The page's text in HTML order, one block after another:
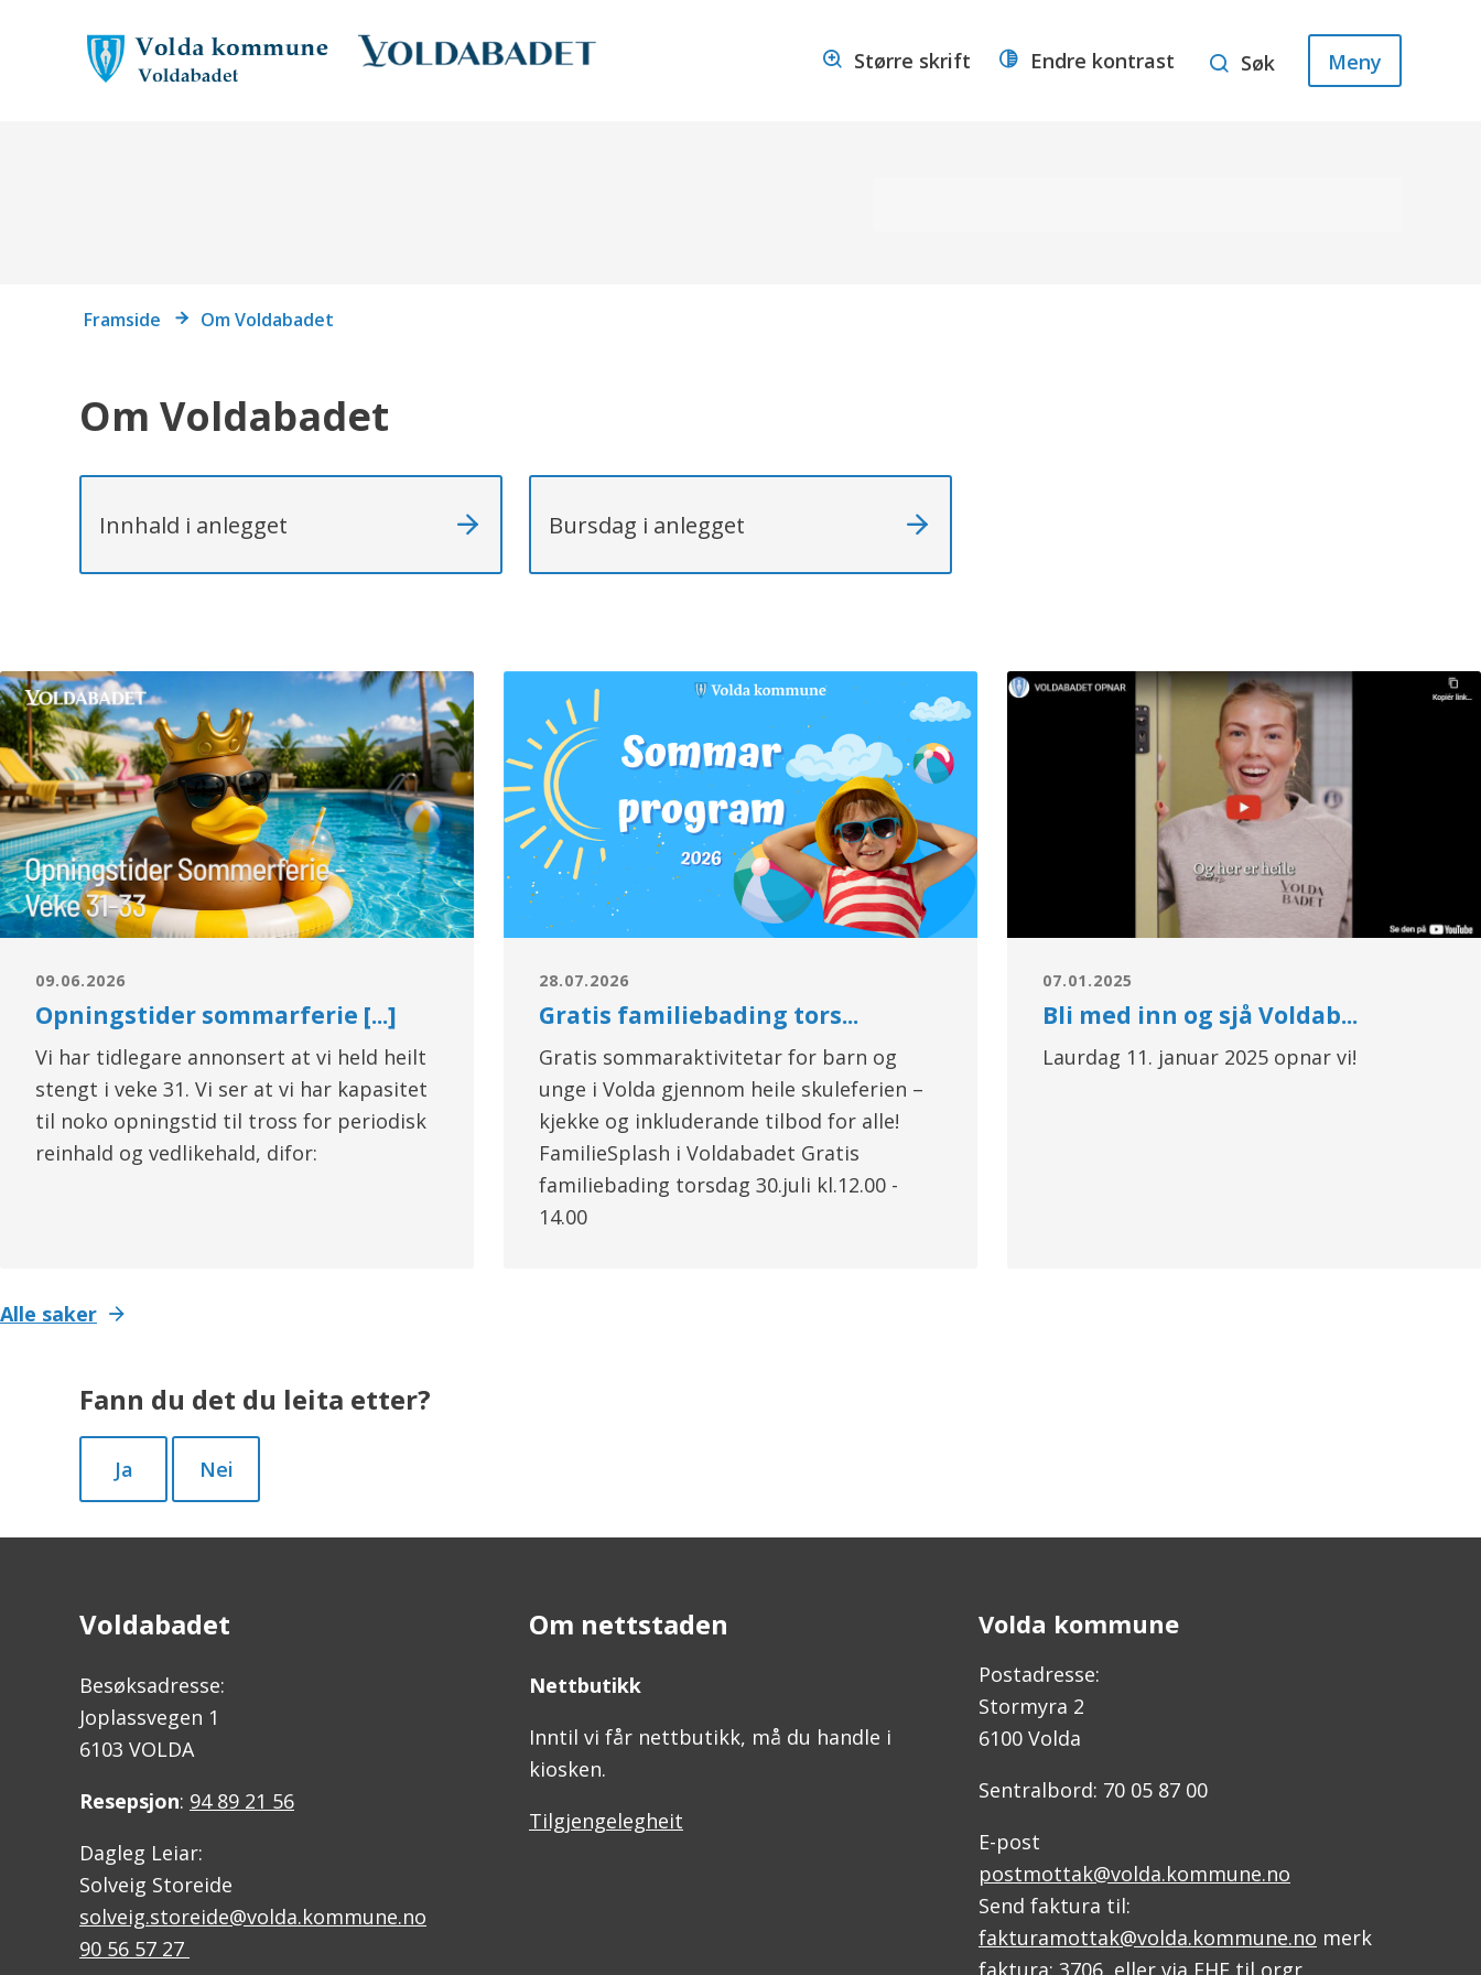
Voldabadet Større skrift Endre kontrast Søk Meny
Du
Framside Om Voldabadet
Om Voldabadet
Innhald i anlegget Bursdag i anlegget
09.06.2026
Opningstider sommarferie [...]
Vi har tidlegare annonsert at vi held heilt
stengt i veke 31. Vi ser at vi har kapasitet
til noko opningstid til tross for periodisk
reinhald og vedlikehald, difor:
28.07.2026
Gratis familiebading tors...
Gratis sommaraktivitetar for barn og
unge i Volda gjennom heile skuleferien –
kjekke og inkluderande tilbod for alle!
FamilieSplash i Voldabadet Gratis
familiebading torsdag 30.juli kl.12.00 -
14.00
07.01.2025
Bli med inn og sjå Voldab...
Laurdag 11. januar 2025 opnar vi!
Alle saker
Fann du det du leita etter?
Ja Nei
Voldabadet
Besøksadresse:
Joplassvegen 1
6103 VOLDA
Resepsjon: 94 89 21 56
Dagleg Leiar:
Solveig Storeide
solveig.storeide@volda.kommune.no
90 56 57 27
Om nettstaden
Nettbutikk
Inntil vi får nettbutikk, må du handle i
kiosken.
Tilgjengelegheit
Volda kommune
Postadresse:
Stormyra 2
6100 Volda
Sentralbord: 70 05 87 00
E-post
postmottak@volda.kommune.no
Send faktura til:
fakturamottak@volda.kommune.no merk
faktura: 3706 eller via EHF til orgr